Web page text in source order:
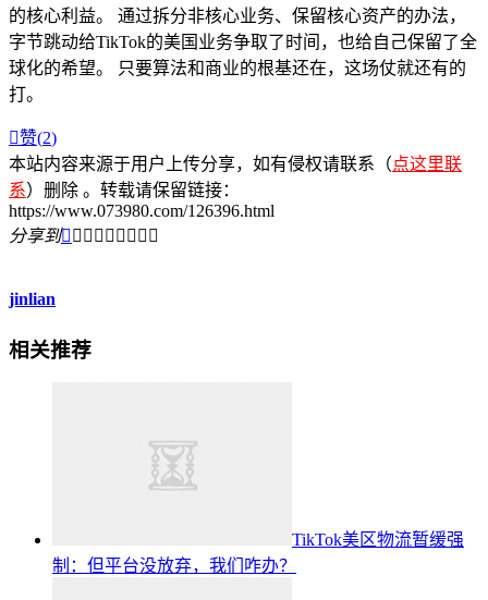
的核心利益。 通过拆分非核心业务、保留核心资产的办法，
字节跳动给TikTok的美国业务争取了时间，也给自己保留了全
球化的希望。 只要算法和商业的根基还在，这场仗就还有的
打。
赞(2)
本站内容来源于用户上传分享，如有侵权请联系（点这里联
系）删除 。转载请保留链接：
https://www.073980.com/126396.html
分享到        
jinlian
相关推荐
TikTok美区物流暂缓强
制：但平台没放弃，我们咋办？